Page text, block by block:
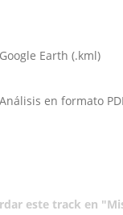
Google Earth (.kml)
Análisis en formato
este track en